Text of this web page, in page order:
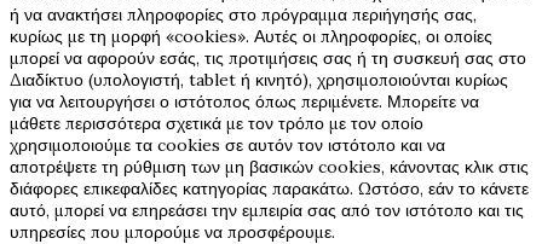
ή να ανακτήσει πληροφορίες στο πρόγραμμα περιήγησής σας,
κυρίως με τη μορφή «cookies». Αυτές οι πληροφορίες, οι οποίες
μπορεί να αφορούν εσάς, τις προτιμήσεις σας ή τη συσκευή σας στο
Διαδίκτυο (υπολογιστή, tablet ή κινητό), χρησιμοποιούνται κυρίως
για να λειτουργήσει ο ιστότοπος όπως περιμένετε. Μπορείτε να
μάθετε περισσότερα σχετικά με τον τρόπο με τον οποίο
χρησιμοποιούμε τα cookies σε αυτόν τον ιστότοπο και να
αποτρέψετε τη ρύθμιση των μη βασικών cookies, κάνοντας κλικ στις
διάφορες επικεφαλίδες κατηγορίας παρακάτω. Ωστόσο, εάν το κάνετε
αυτό, μπορεί να επηρεάσει την εμπειρία σας από τον ιστότοπο και τις
υπηρεσίες που μπορούμε να προσφέρουμε.